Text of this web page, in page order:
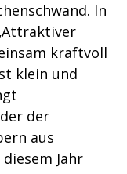
In
kraftvoll
klein und
der
aus
Jahr